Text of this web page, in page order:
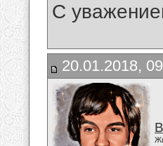
С
20.01.2018,